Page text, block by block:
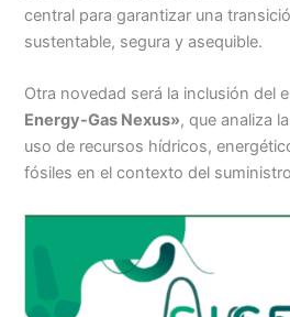
central para garantizar una
sustentable, segura y asequible.
Otra novedad será la inclusión del
Energy-Gas Nexus», que analiza
uso de recursos hídricos,
fósiles en el contexto del